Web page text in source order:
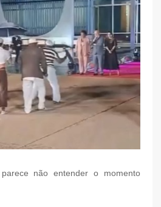
parece não entender o momento